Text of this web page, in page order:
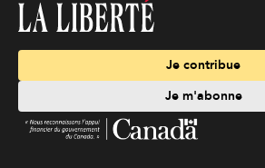
Je contribue
Je m'abonne